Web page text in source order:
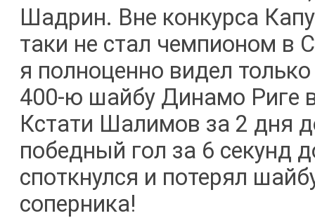
Шадрин. Вне конкурса
таки не стал чемпионом в
я полноценно видел
400-ю шайбу Динамо Риге
Кстати Шалимов за 2 дня
победный гол за 6 секунд
споткнулся и потерял
соперника!